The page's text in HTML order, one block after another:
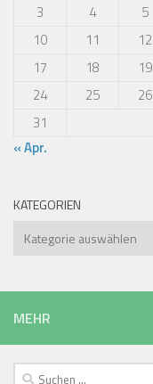
3
4 5
10
11 12
17
18 19
24
25 26
31
« Apr.
KATEGORIEN
Kategorien
MEHR
Suchen